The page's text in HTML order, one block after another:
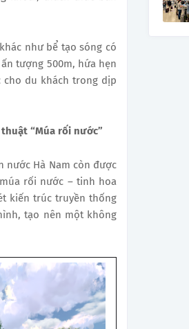
như bể tạo sóng có
tượng 500m, hứa hẹn
du khách trong dịp
“Múa rối nước”
nước Hà Nam còn được
rối nước – tinh hoa
kiến trúc truyền thống
tạo nên một không